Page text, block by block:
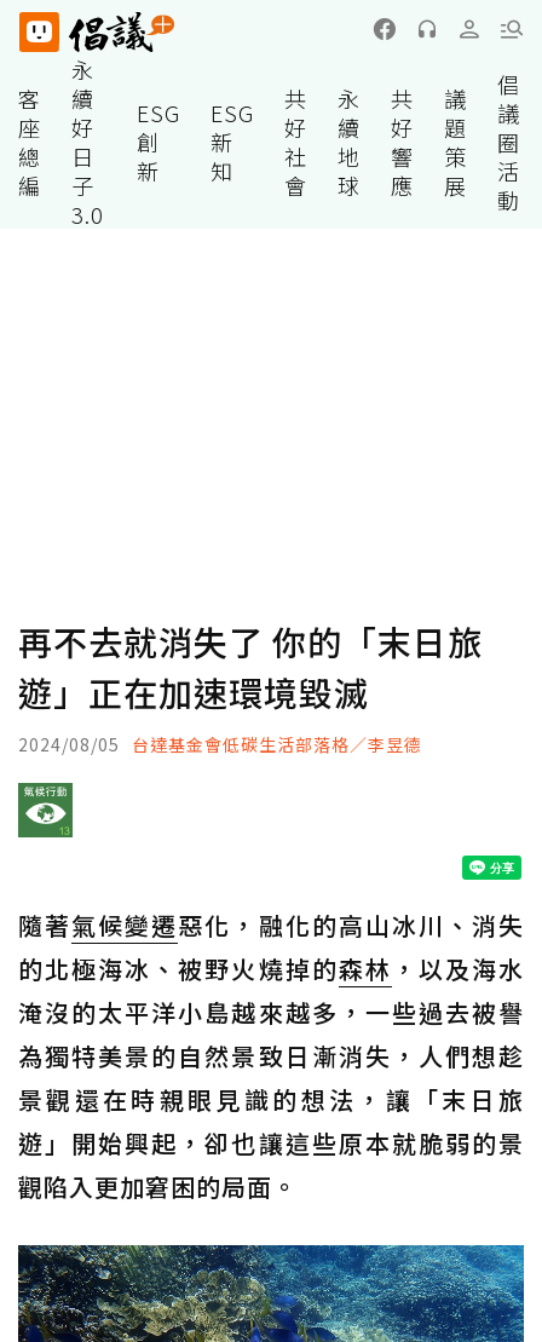
客
座
總
編
永
續
好
日
子
3.0
ESG
創
新
ESG
新
知
共
好
社
會
永
續
地
球
共
好
響
應
議
題
策
展
倡
議
圈
活
動
再不去就消失了 你的「末日旅
遊」正在加速環境毀滅
2024/08/05 台達基金會低碳生活部落格／李昱德
隨著氣候變遷惡化，融化的高山冰川、消失
的北極海冰、被野火燒掉的森林 ，以及海水
淹沒的太平洋小島越來越多，一些過去被譽
為獨特美景的自然景致日漸消失，人們想趁
景觀還在時親眼見識的想法，讓「末日旅
遊」開始興起，卻也讓這些原本就脆弱的景
觀陷入更加窘困的局面。